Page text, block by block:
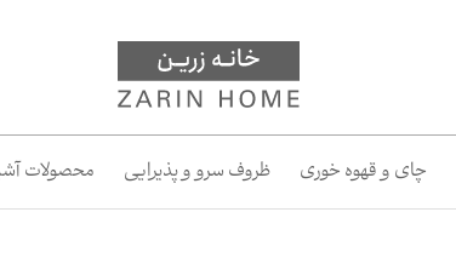
چای و قهوه خوری ظروف سرو و پذیرایی محصولات